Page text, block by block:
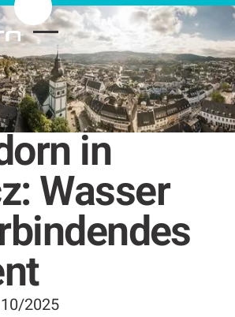
in
Wasser
10/2025